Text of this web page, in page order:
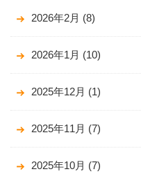
2026年2月 (8)
2026年1月 (10)
2025年12月 (1)
2025年11月 (7)
2025年10月 (7)